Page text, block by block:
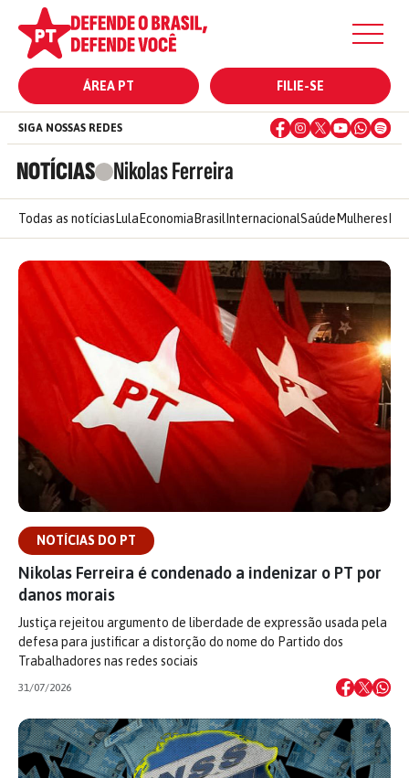
ÁREA PT FILIE-SE
NOTÍCIAS Nikolas Ferreira
SIGA NOSSAS REDES
Todas as notícias Lula Economia Brasil InternacionalSaúde Mulheres
NOTÍCIAS DO PT
Nikolas Ferreira é condenado a indenizar o PT por
danos morais
Justiça rejeitou argumento de liberdade de expressão usada pela
defesa para justificar a distorção do nome do Partido dos
Trabalhadores nas redes sociais
31/07/2026